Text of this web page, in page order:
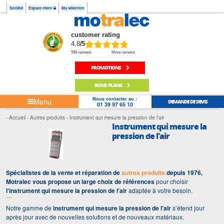
Société Espace client Ma sélection
customer rating
4.8/5
598 reviews More reviews
PROMOTIONS
BONS PLANS
Menu Nous contacter au :
01 39 97 65 10 DEMANDE DE DEVIS
Accueil Autres produits Instrument qui mesure la pression de l'air
Instrument qui mesure la
pression de l'air
Spécialistes de la vente et réparation deautres produits depuis 1976,
Motralec vous propose un large choix de référencespour choisir
l'instrument qui mesure la pression de l'airadaptée à votre besoin.
Notre gamme deinstrument qui mesure la pression de l'airs’étend jour
après jour avec de nouvelles solutions et de nouveaux matériaux.